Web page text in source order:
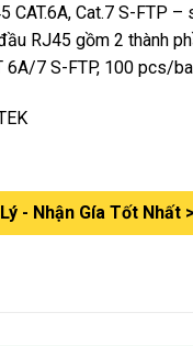
CAT.6A, Cat.7 S-FTP
RJ45 gồm 2 thành
6A/7 S-FTP, 100 pcs/
- Nhận Gía Tốt Nhất